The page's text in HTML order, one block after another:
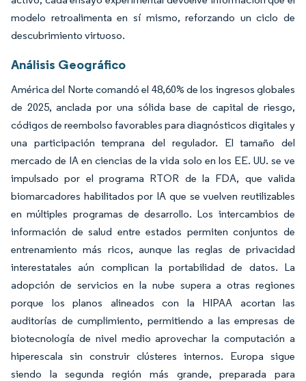
modelo retroalimenta en sí mismo, reforzando un ciclo de
descubrimiento virtuoso.
Análisis Geográfico
América del Norte comandó el 48,60% de los ingresos globales
de 2025, anclada por una sólida base de capital de riesgo,
códigos de reembolso favorables para diagnósticos digitales y
una participación temprana del regulador. El tamaño del
mercado de IA en ciencias de la vida solo en los EE. UU. se ve
impulsado por el programa RTOR de la FDA, que valida
biomarcadores habilitados por IA que se vuelven reutilizables
en múltiples programas de desarrollo. Los intercambios de
información de salud entre estados permiten conjuntos de
entrenamiento más ricos, aunque las reglas de privacidad
interestatales aún complican la portabilidad de datos. La
adopción de servicios en la nube supera a otras regiones
porque los planos alineados con la HIPAA acortan las
auditorías de cumplimiento, permitiendo a las empresas de
biotecnología de nivel medio aprovechar la computación a
hiperescala sin construir clústeres internos. Europa sigue
siendo la segunda región más grande, preparada para